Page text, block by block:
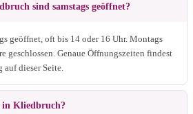
sind samstags geöffnet?
geöffnet, oft bis 14 oder 16 Uhr. Montags
geschlossen. Genaue Öffnungszeiten findest
dieser Seite.
in Kliedbruch?